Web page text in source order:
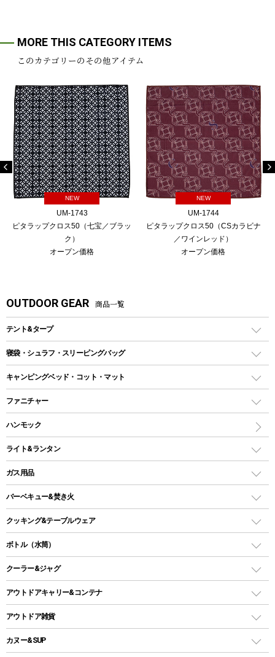
MORE THIS CATEGORY ITEMS
このカテゴリーのその他アイテム
NEW
UM-1743
ピタラップクロス50（七宝／ブラッ
ク）
オープン価格
NEW
UM-1744
ピタラップクロス50（CSカラビナ
／ワインレッド）
オープン価格
OUTDOOR GEAR 商品一覧
テント&タープ
テント
ツールームテント
ワンポールテント
シェルターテント
ロッジ型・オリジナルテント
タープ
スクエアタープ（レクタタープ）
メッシュタープ
自立式タープ
パラソル
テントアクセサリー
ペグ
寝袋・シュラフ・スリーピングバッグ
レクタングラー型（封筒型）シュラフ
インナーシュラフ
キャンピングベッド・コット・マット
キャンピングベッド・コット
インフレータブルマット
ファニチャー
アウトドアテーブル
レジャーシート
ハンモック
ライト&ランタン
LEDランタン
ガスランタン
オイルランタン
LEDライト
ヘッドライト
キャンドル
ガス用品
ガスバーナー
ガス缶
ガストーチ、ライター
バーベキュー&焚き火
バーベキューコンロ、グリル
焚き火台タイプ（ロースタイル）グリル
卓上タイプグリル
パーティータイプグリル
鉄板、アミ
クッキング&テーブルウェア
ダッチオーブン
ホットサンドメーカー
クッカーセット
シェラカップ
ボトル（水筒）
ステンレスボトル
コップ付きタイプ
ワンタッチタイプ
プラスチックボトル
クーラー&ジャグ
クーラーボックス
クーラーバッグ
ウォータージャグ
アウトドアキャリー&コンテナ
アウトドアキャリー
アウトドア雑貨
バックパック&バッグ
カヌー&SUP